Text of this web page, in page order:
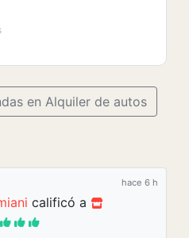
en Alquiler de autos
hace 6 h
calificó a